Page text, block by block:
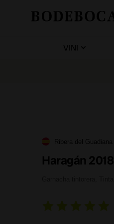
VINI
Ribera del Guadiana
Haragán 2018